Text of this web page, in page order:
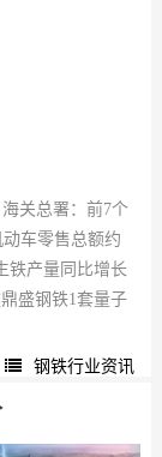
关总署：前7个
车零售总额约
铁产量同比增长
盛钢铁1套量子
钢铁行业资讯